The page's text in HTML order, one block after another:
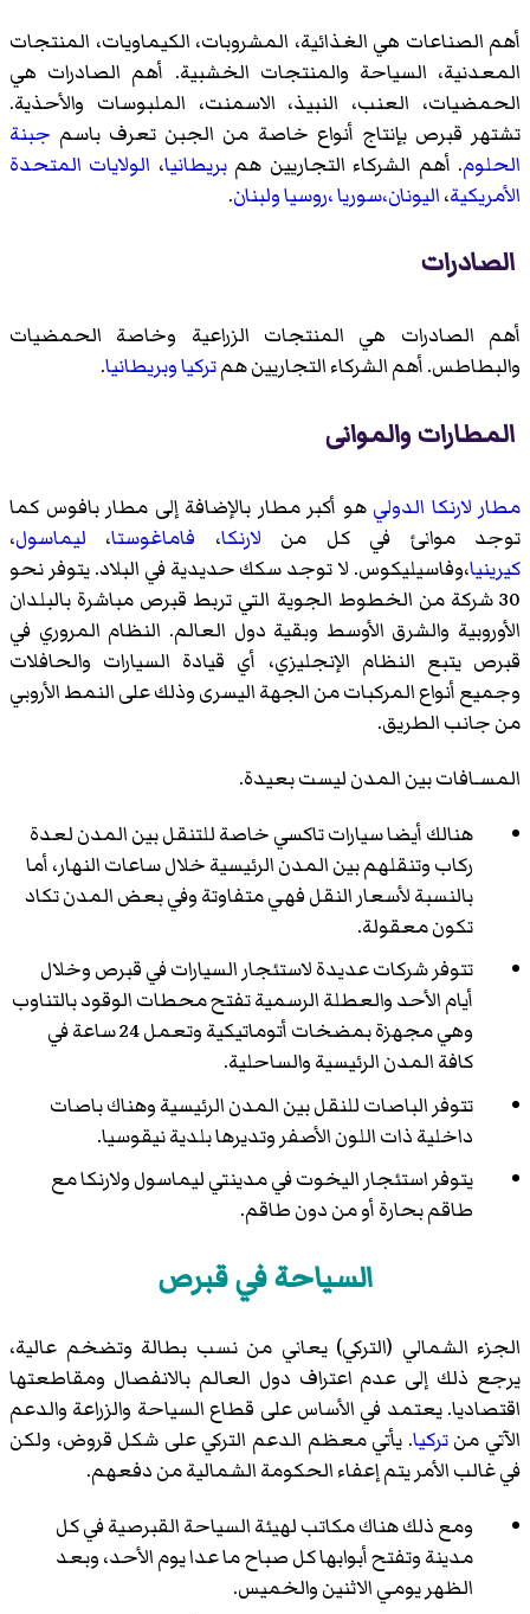
أهم الصناعات هي الغذائية، المشروبات، الكيماويات، المنتجات
المعدنية، السياحة والمنتجات الخشبية. أهم الصادرات هي
الحمضيات، العنب، النبيذ، الاسمنت، الملبوسات والأحذية.
تشتهر قبرص بإنتاج أنواع خاصة من الجبن تعرف باسم جبنة
الحلوم. أهم الشركاء التجاريين همبريطانيا، الولايات المتحدة
الأمريكية،اليونان،سوريا،روسياولبنان.
الصادرات
أهم الصادرات هي المنتجات الزراعية وخاصة الحمضيات
والبطاطس. أهم الشركاء التجاريين همتركياوبريطانيا.
المطارات والموانى
مطار لارنكا الدولي هو أكبر مطار بالإضافة إلى مطار بافوس كما
توجد موانئ في كل من لارنكا، فاماغوستا، ليماسول،
كيرينيا،وفاسيليكوس. لا توجد سكك حديدية في البلاد. يتوفر نحو
30 شركة من الخطوط الجوية التي تربط قبرص مباشرة بالبلدان
الأوروبية والشرق الأوسط وبقية دول العالم. النظام المروري في
قبرص يتبع النظام الإنجليزي، أي قيادة السيارات والحافلات
وجميع أنواع المركبات من الجهة اليسرى وذلك على النمط الأروبي
من جانب الطريق.
المسـافات بين المدن ليست بعيدة.
هنالك أيضا سيارات تاكسي خاصة للتنقل بين المدن لعدة
ركاب وتنقلهم بين المدن الرئيسية خلال ساعات النهار، أما
بالنسبة لأسعار النقل فهي متفاوتة وفي بعض المدن تكاد
تكون معقولة.
تتوفر شركات عديدة لاستئجار السيارات في قبرص وخلال
أيام الأحد والعطلة الرسمية تفتح محطات الوقود بالتناوب
وهي مجهزة بمضخات أتوماتيكية وتعمل 24 ساعة في
كافة المدن الرئيسية والساحلية.
تتوفر الباصات للنقل بين المدن الرئيسية وهناك باصات
داخلية ذات اللون الأصفر وتديرها بلدية نيقوسيا.
يتوفر استئجار اليخوت في مدينتي ليماسول ولارنكا مع
طاقم بحارة أو من دون طاقم.
السياحة في قبرص
الجزء الشمالي (التركي) يعاني من نسب بطالة وتضخم عالية،
يرجع ذلك إلى عدم اعتراف دول العالم بالانفصال ومقاطعتها
اقتصاديا. يعتمد في الأساس على قطاع السياحة والزراعة والدعم
الآتي منتركيا. يأتي معظم الدعم التركي على شكل قروض، ولكن
في غالب الأمر يتم إعفاء الحكومة الشمالية من دفعهم.
ومع ذلك هناك مكاتب لهيئة السياحة القبرصية في كل
مدينة وتفتح أبوابها كل صباح ما عدا يوم الأحد، وبعد
الظهر يومي الاثنين والخميس.